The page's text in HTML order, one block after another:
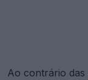
Ao contrário das